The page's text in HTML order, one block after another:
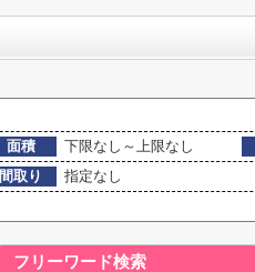
面積 下限なし～上限なし
間取り
指定なし
フリーワード検索